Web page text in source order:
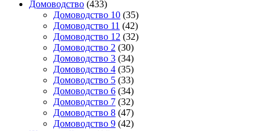
Домоводство (433)
Домоводство 10 (35)
Домоводство 11 (42)
Домоводство 12 (32)
Домоводство 2 (30)
Домоводство 3 (34)
Домоводство 4 (35)
Домоводство 5 (33)
Домоводство 6 (34)
Домоводство 7 (32)
Домоводство 8 (47)
Домоводство 9 (42)